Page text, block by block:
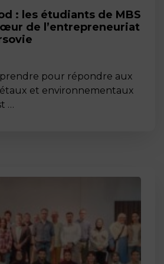
: les étudiants de MBS
de l’entrepreneuriat
pour répondre aux
et environnementaux
…